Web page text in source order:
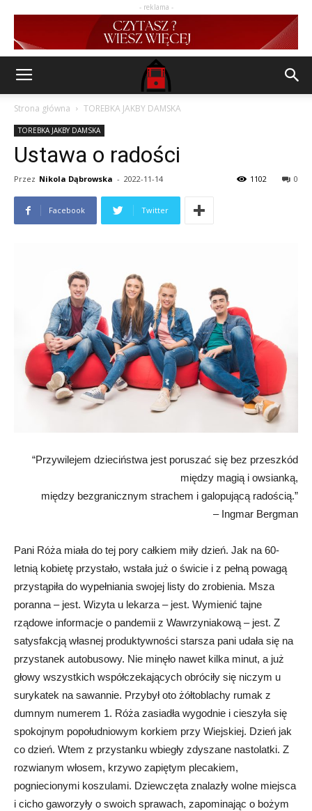
- reklama -
Strona główna TOREBKA JAKBY DAMSKA
TOREBKA JAKBY DAMSKA
Ustawa o radości
Przez Nikola Dąbrowska - 2022-11-14 0
1102
Facebook Twitter
“Przywilejem dzieciństwa jest poruszać się bez przeszkód
między magią i owsianką,
między bezgranicznym strachem i galopującą radością.”
– Ingmar Bergman
Pani Róża miała do tej pory całkiem miły dzień. Jak na 60-
letnią kobietę przystało, wstała już o świcie i z pełną powagą
przystąpiła do wypełniania swojej listy do zrobienia. Msza
poranna – jest. Wizyta u lekarza – jest. Wymienić tajne
rządowe informacje o pandemii z Wawrzyniakową – jest. Z
satysfakcją własnej produktywności starsza pani udała się na
przystanek autobusowy. Nie minęło nawet kilka minut, a już
głowy wszystkich współczekających obróciły się niczym u
surykatek na sawannie. Przybył oto żółtoblachy rumak z
dumnym numerem 1. Róża zasiadła wygodnie i cieszyła się
spokojnym popołudniowym korkiem przy Wiejskiej. Dzień jak
co dzień. Wtem z przystanku wbiegły zdyszane nastolatki. Z
rozwianym włosem, krzywo zapiętym plecakiem,
pogniecionymi koszulami. Dziewczęta znalazły wolne miejsca
i cicho gaworzyły o swoich sprawach, zapominając o bożym